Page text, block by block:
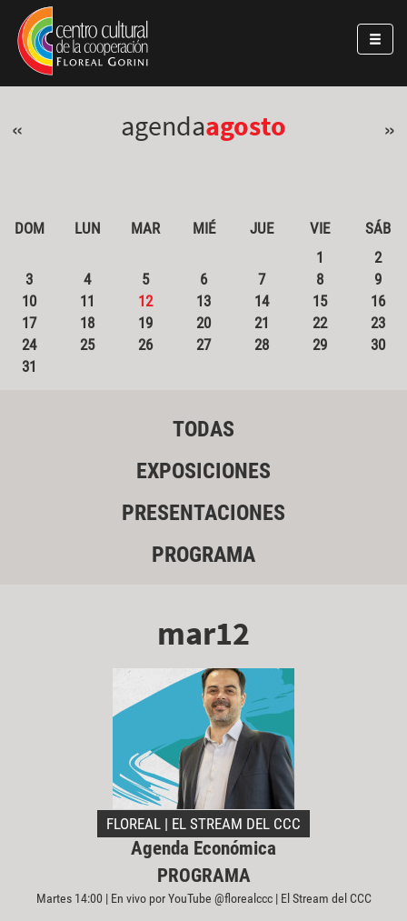
Pasar al contenido principal
Jump to main content
« agendaagosto »
DOM LUN MAR MIÉ JUE VIE
SÁB
1
2
3
4 5 6 7 8
9
10
11 12 13 14 15
16
17
18 19 20 21 22
23
24
25 26 27 28 29
30
31
TODAS
EXPOSICIONES
PRESENTACIONES
PROGRAMA
mar12
FLOREAL | EL STREAM DEL CCC
Agenda Económica
PROGRAMA
Martes 14:00 | En vivo por YouTube @florealccc | El Stream del CCC